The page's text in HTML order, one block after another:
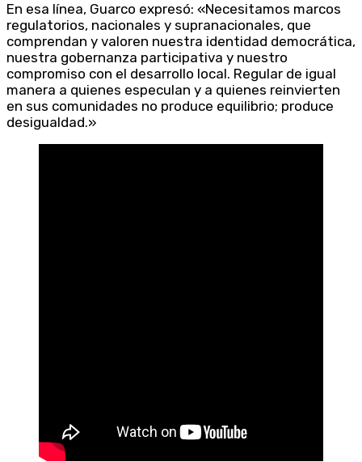
En esa línea, Guarco expresó: «Necesitamos marcos
regulatorios, nacionales y supranacionales, que
comprendan y valoren nuestra identidad democrática,
nuestra gobernanza participativa y nuestro
compromiso con el desarrollo local. Regular de igual
manera a quienes especulan y a quienes reinvierten
en sus comunidades no produce equilibrio; produce
desigualdad.»